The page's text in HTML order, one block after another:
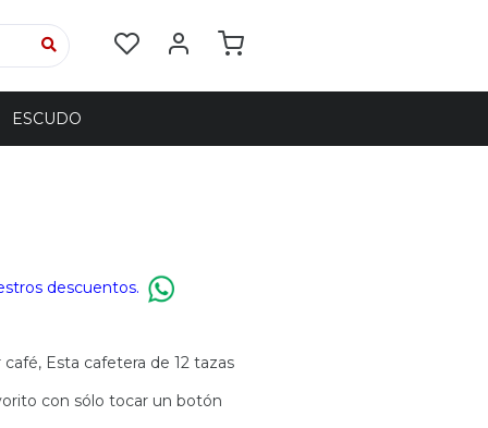
ESCUDO
descuentos.
Esta cafetera de 12 tazas
con sólo tocar un botón